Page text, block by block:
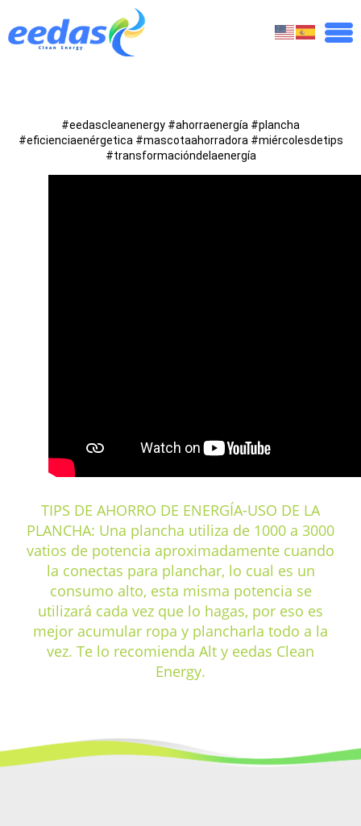
#eedascleanenergy #ahorraenergía #plancha
#eficienciaenérgetica #mascotaahorradora #miércolesdetips
#transformacióndelaenergía
TIPS DE AHORRO DE ENERGÍA-USO DE LA
PLANCHA: Una plancha utiliza de 1000 a 3000
vatios de potencia aproximadamente cuando
la conectas para planchar, lo cual es un
consumo alto, esta misma potencia se
utilizará cada vez que lo hagas, por eso es
mejor acumular ropa y plancharla todo a la
vez. Te lo recomienda Alt y eedas Clean
Energy.